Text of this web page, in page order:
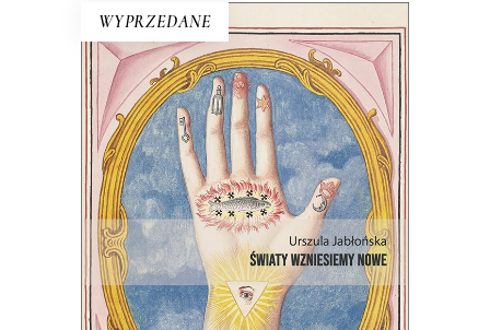
WYPRZEDANE
ŚWIATY WZNIESIEMY NOWE
Wprawdzie niektórzy mówią, że świat
taki, jaki znamy, dobiega końca, ale
jednak wciąż są ludzie, którzy chcą
wymyślać go na nowo.